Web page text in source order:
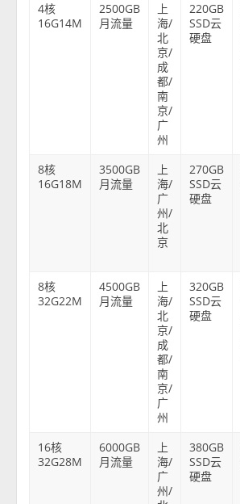
4核
16G14M
2500GB
月流量
上
海/
北
京/
成
都/
南
京/
广
州
220GB
SSD云
硬盘
8核
16G18M
3500GB
月流量
上
海/
广
州/
北
京
270GB
SSD云
硬盘
8核
32G22M
4500GB
月流量
上
海/
北
京/
成
都/
南
京/
广
州
320GB
SSD云
硬盘
16核
32G28M
6000GB
月流量
上
海/
广
州/
380GB
SSD云
硬盘